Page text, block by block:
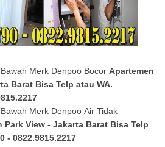
Merk Denpoo Bocor Apartemen
Barat Bisa Telp atau WA.
Merk Denpoo Air Tidak
Park View - Jakarta Barat Bisa Telp
- 0822.9815.2217